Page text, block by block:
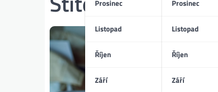
Prosinec
Listopad
Říjen
Září
Prosinec
Listopad
Říjen
Září